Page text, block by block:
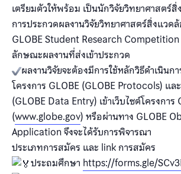
เตรียมตัวให้พร้อม เป็นนักวิจัยวิทยาศาสตร์
การประกวดผลงานวิจัยวิทยาศาสตร์สิ่งแวด
GLOBE Student Research
ลักษณะผลงานที่ส่งเข้าประกวด
ผลงานวิจัยจะต้องมีการใช้หลักวิธีดำเนินก
โครงการ GLOBE (GLOBE Protocols) แ
(GLOBE Data Entry) เข้าเว็บไซต์โครงการ
(www.globe.gov) หรือผ่านทาง GLOBE
Application จึงจะได้รับการพิจารณา
ประเภทการสมัคร และ link การสมัคร
ประถมศึกษา https://forms.gle/